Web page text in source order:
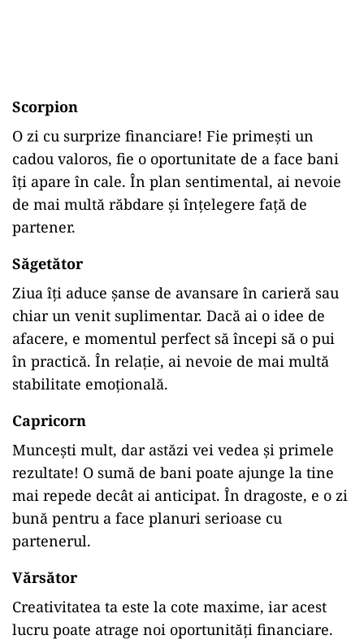
Scorpion
O zi cu surprize financiare! Fie primești un
cadou valoros, fie o oportunitate de a face bani
îți apare în cale. În plan sentimental, ai nevoie
de mai multă răbdare și înțelegere față de
partener.
Săgetător
Ziua îți aduce șanse de avansare în carieră sau
chiar un venit suplimentar. Dacă ai o idee de
afacere, e momentul perfect să începi să o pui
în practică. În relație, ai nevoie de mai multă
stabilitate emoțională.
Capricorn
Muncești mult, dar astăzi vei vedea și primele
rezultate! O sumă de bani poate ajunge la tine
mai repede decât ai anticipat. În dragoste, e o zi
bună pentru a face planuri serioase cu
partenerul.
Vărsător
Creativitatea ta este la cote maxime, iar acest
lucru poate atrage noi oportunități financiare.